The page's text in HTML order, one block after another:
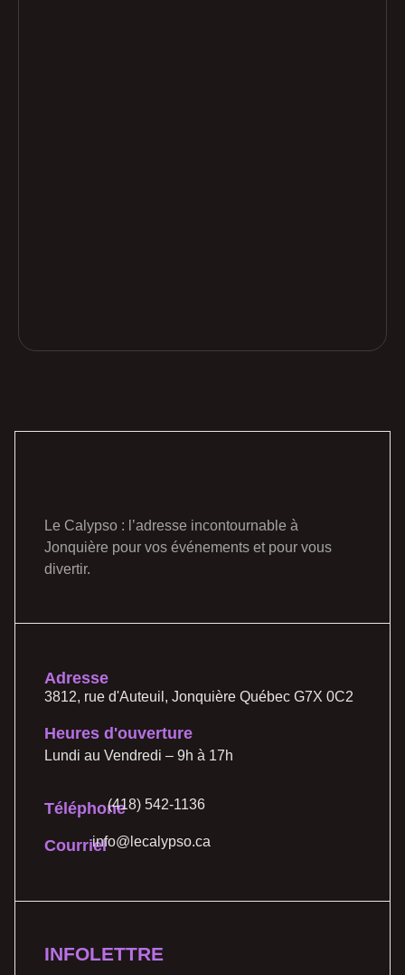
Le Calypso : l’adresse incontournable à
Jonquière pour vos événements et pour vous
divertir.
Adresse
3812, rue d'Auteuil, Jonquière Québec G7X 0C2
Heures d'ouverture
Lundi au Vendredi – 9h à 17h
Téléphone(418) 542-1136
Courrielinfo@lecalypso.ca
INFOLETTRE